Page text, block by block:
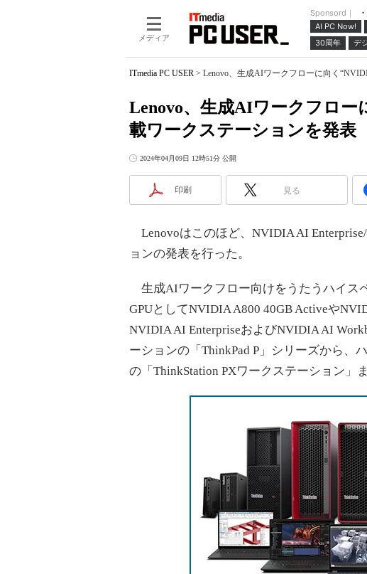
メディア
Sponsord｜
AI PC Now!
30周年
デ
ITmedia PC USER > Lenovo、生成AIワークフローに向く
Lenovo、生成AIワークフロー
載ワークステーションを発表
2024年04月09日 12時51分 公開
印刷 見る
Lenovoはこのほど、NVIDIA AI
ョンの発表を行った。
生成AIワークフロー向けをうたうハイス
GPUとしてNVIDIA A800 40GB Activeや
NVIDIA AI EnterpriseおよびNVIDIA AI
ーションの「ThinkPad P」シリーズから、
の「ThinkStation PXワークステーション」